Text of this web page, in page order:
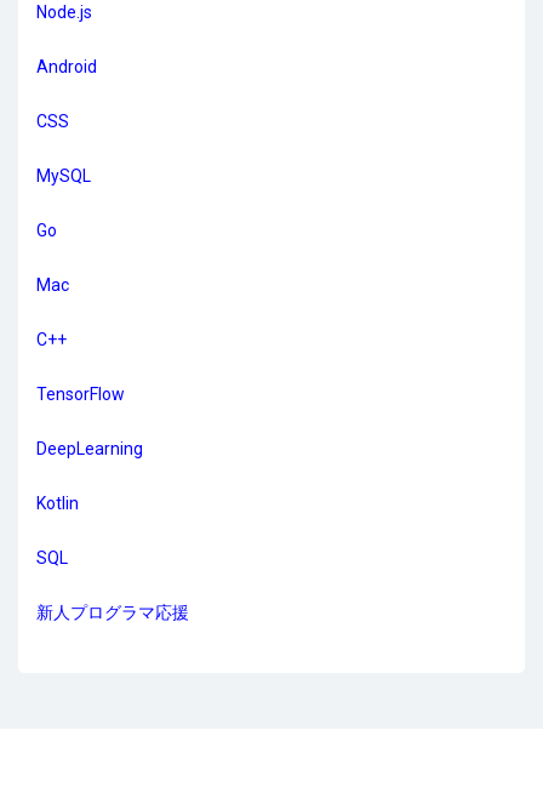
Node.js
Android
CSS
MySQL
Go
Mac
C++
TensorFlow
DeepLearning
Kotlin
SQL
新人プログラマ応援